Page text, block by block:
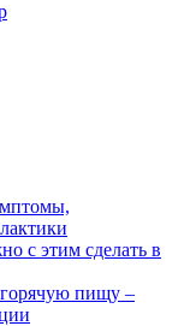
с этим сделать в
пищу –